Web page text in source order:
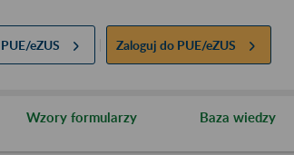
PUE/eZUS Zaloguj do PUE/eZUS
Wzory formularzy Baza wiedzy